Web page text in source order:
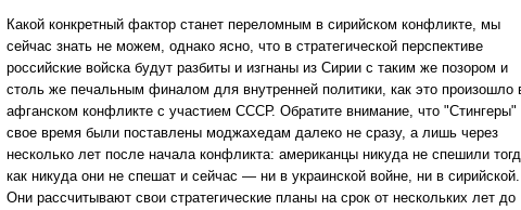
Какой конкретный фактор станет переломным в сирийском конфликте, мы
сейчас знать не можем, однако ясно, что в стратегической перспективе
российские войска будут разбиты и изгнаны из Сирии с таким же позором и
столь же печальным финалом для внутренней политики, как это произошло
афганском конфликте с участием СССР. Обратите внимание, что "Стингеры"
свое время были поставлены моджахедам далеко не сразу, а лишь через
несколько лет после начала конфликта: американцы никуда не спешили
как никуда они не спешат и сейчас — ни в украинской войне, ни в сирийской.
Они рассчитывают свои стратегические планы на срок от нескольких лет до